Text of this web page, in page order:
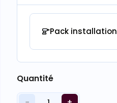
Pack installation
Quantité